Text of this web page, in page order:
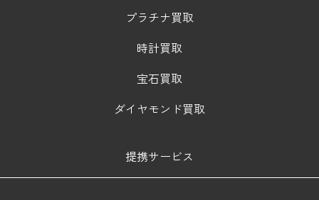
プラチナ買取
時計買取
宝石買取
ダイヤモンド買取
提携サービス